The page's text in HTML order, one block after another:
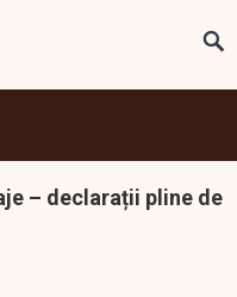
– declarații pline de